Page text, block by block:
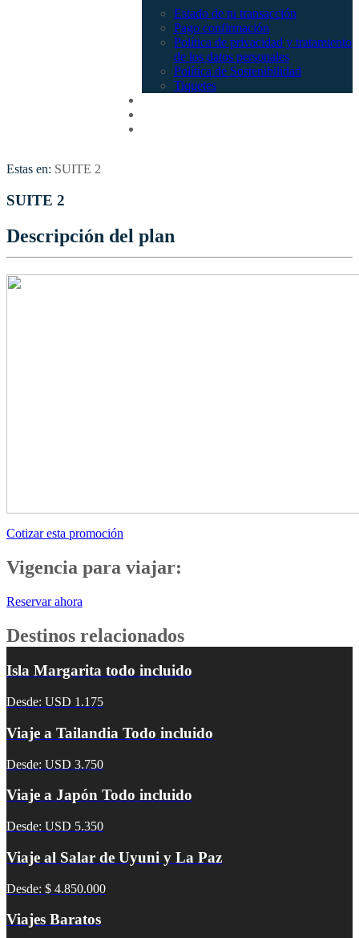
Estado de tu transacción
Pago confirmación
Política de privacidad y tratamiento
de los datos personales
Política de Sostenibilidad
Tiquetes
Estas en: SUITE 2
SUITE 2
Descripción del plan
Cotizar esta promoción
Vigencia para viajar:
Reservar ahora
Destinos relacionados
Isla Margarita todo incluido
Desde: USD 1.175
Viaje a Tailandia Todo incluido
Desde: USD 3.750
Viaje a Japón Todo incluido
Desde: USD 5.350
Viaje al Salar de Uyuni y La Paz
Desde: $ 4.850.000
Viajes Baratos